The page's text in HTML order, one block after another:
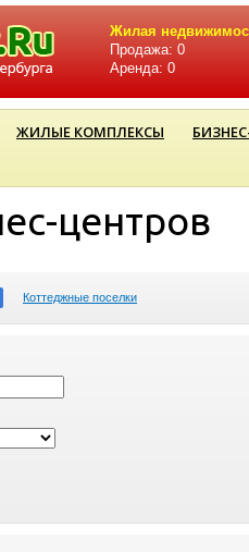
Жилая
Продажа: 0
Аренда: 0
ЖИЛЫЕ КОМПЛЕКСЫ
центров
Коттеджные поселки